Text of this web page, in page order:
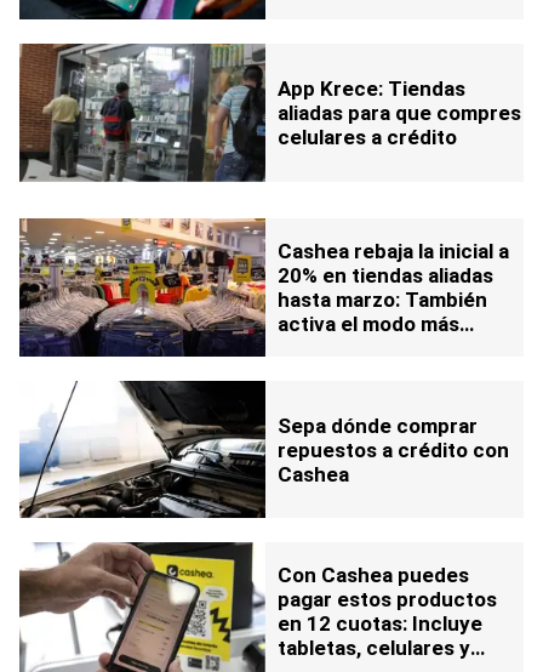
App Krece: Tiendas
aliadas para que compres
celulares a crédito
Cashea rebaja la inicial a
20% en tiendas aliadas
hasta marzo: También
activa el modo más
Sepa dónde comprar
repuestos a crédito con
Cashea
Con Cashea puedes
pagar estos productos
en 12 cuotas: Incluye
tabletas, celulares y